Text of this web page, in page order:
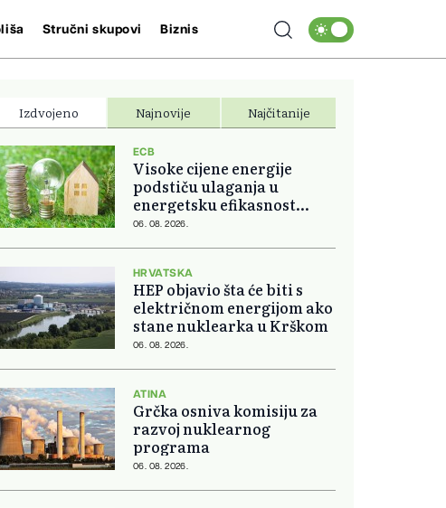
Stručni skupovi Biznis
Izdvojeno Najnovije Najčitanije
ECB
Visoke cijene energije
podstiču ulaganja u
energetsku efikasnost
domova
06. 08. 2026.
HRVATSKA
HEP objavio šta će biti s
električnom energijom ako
stane nuklearka u Krškom
06. 08. 2026.
ATINA
Grčka osniva komisiju za
razvoj nuklearnog
programa
06. 08. 2026.